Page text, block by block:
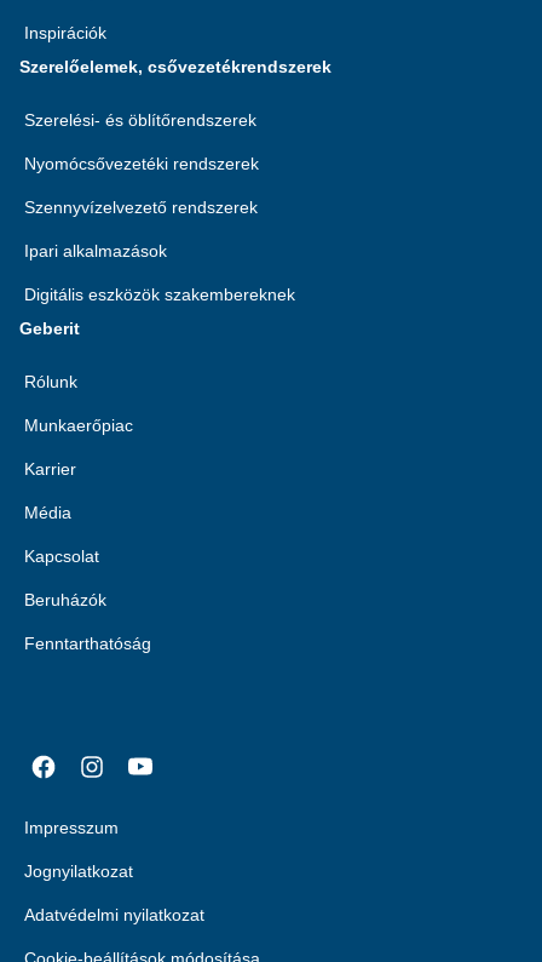
Inspirációk
Szerelőelemek, csővezetékrendszerek
Szerelési- és öblítőrendszerek
Nyomócsővezetéki rendszerek
Szennyvízelvezető rendszerek
Ipari alkalmazások
Digitális eszközök szakembereknek
Geberit
Rólunk
Munkaerőpiac
Karrier
Média
Kapcsolat
Beruházók
Fenntarthatóság
Impresszum
Jognyilatkozat
Adatvédelmi nyilatkozat